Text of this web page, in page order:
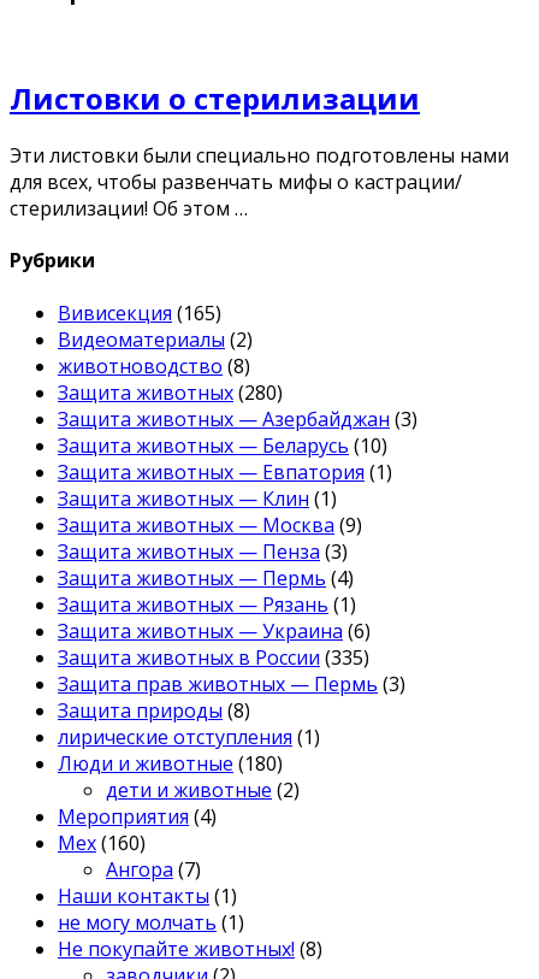
Листовки о стерилизации
Эти листовки были специально подготовлены нами
для всех, чтобы развенчать мифы о кастрации/
стерилизации! Об этом …
Рубрики
Вивисекция (165)
Видеоматериалы (2)
животноводство (8)
Защита животных(280)
Защита животных — Азербайджан (3)
Защита животных — Беларусь (10)
Защита животных — Евпатория (1)
Защита животных — Клин (1)
Защита животных — Москва (9)
Защита животных — Пенза (3)
Защита животных — Пермь (4)
Защита животных — Рязань (1)
Защита животных — Украина (6)
Защита животных в России (335)
Защита прав животных — Пермь (3)
Защита природы (8)
лирические отступления (1)
Люди и животные (180)
дети и животные (2)
Мероприятия (4)
Мех(160)
Ангора (7)
Наши контакты (1)
не могу молчать (1)
Не покупайте животных! (8)